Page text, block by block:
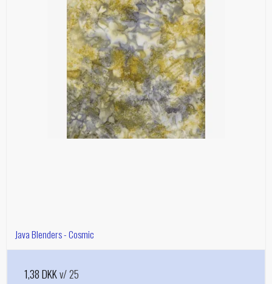
Java Blenders - Cosmic
1,38 DKKv/ 25